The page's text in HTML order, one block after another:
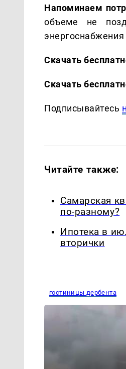
Напоминаем
объеме не
Скачать
Скачать
Подписывайтесь
Читайте также:
Самарская
по-разному?
Ипотека в
вторички
гостиницы дербента